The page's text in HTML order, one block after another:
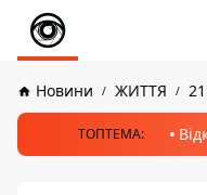
Новини ЖИТТЯ
ТОПТЕМА: